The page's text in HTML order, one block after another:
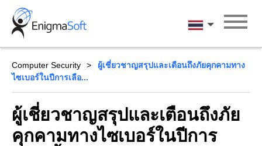
Skip
content
ภาษาไทย
Computer Security
ผู้เชี่ยวชาญสรุปและเตือนถึงภัยคุกคามทาง
ไซเบอร์ในปีการเลือ...
ผู้เชี่ยวชาญสรุปและเตือนถึงภัย
คุกคามทางไซเบอร์ในปีการ